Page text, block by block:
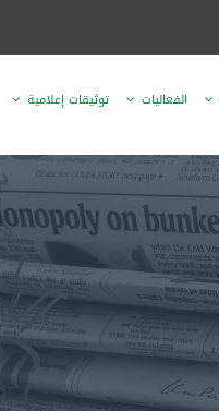
الفعاليات توثيقات إعلامية